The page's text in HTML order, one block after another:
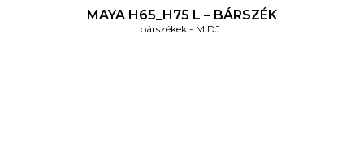
MAYA H65_H75 L – BÁRSZÉK
bárszékek MIDJ